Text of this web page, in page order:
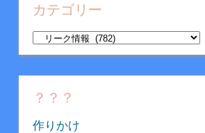
イ
カテゴリー
テ
ゴ
リ
？？？
作りかけ